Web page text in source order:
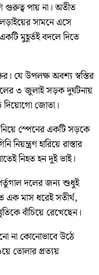
গুরুত্ব পায় না। অতীত
লড়াইয়ের সামনে এসে
মুহূর্তই বদলে দিতে
যে উপলক্ষ অবশ্য স্বস্তির
৩ জুলাই সড়ক দুর্ঘটনায়
দিয়োগো জোতা।
স্পেনের একটি সড়কে
নিয়ন্ত্রণ হারিয়ে রাস্তার
নিহত হন দুই ভাই।
পর্তুগাল দলের জন্য শুধুই
মাস ধরেই সতীর্থ,
বাঁচিয়ে রেখেছেন।
না কোনোভাবে উঠে
তোলার প্রত্যয়